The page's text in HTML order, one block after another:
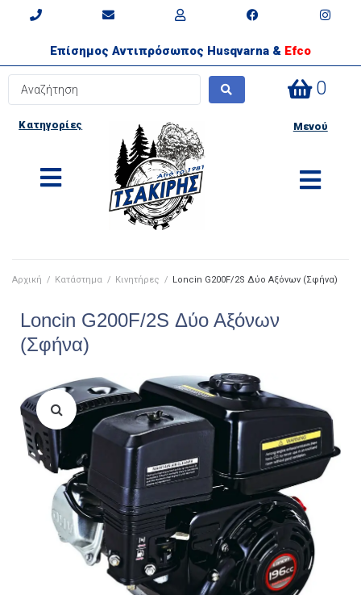
Επίσημος Αντιπρόσωπος Husqvarna & Efco
0
Κατηγορίες Μενού
Αρχική / Κατάστημα / Κινητήρες / Loncin G200F/2S Δύο Αξόνων (Σφήνα)
Loncin G200F/2S Δύο Αξόνων
(Σφήνα)